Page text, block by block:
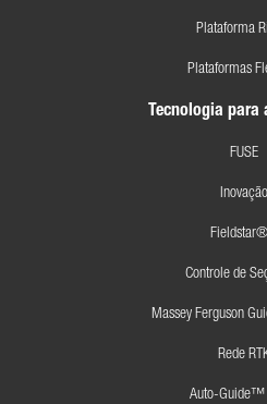
Plataforma
Plataformas
Tecnologia para
FUSE
Inovação
Controle de
Massey Ferguson
Rede
Auto-